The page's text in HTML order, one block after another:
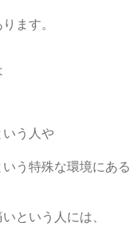
ます。
いう人や
う特殊な環境にある
という人には、